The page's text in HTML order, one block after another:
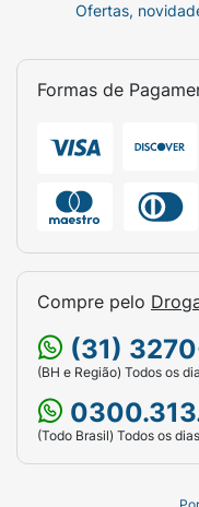
Ofertas,
Formas de
Compre pelo
(31)
(BH e Região) Todos os
(Todo Brasil) Todos os